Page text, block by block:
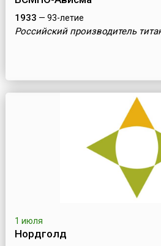
1933 — 93-летие
Российский производитель
1 июля
Нордголд